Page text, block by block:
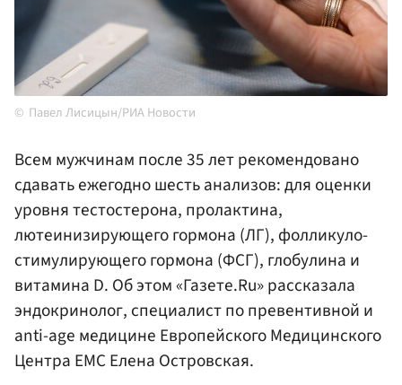
Павел Лисицын/РИА Новости
Всем мужчинам после 35 лет рекомендовано
сдавать ежегодно шесть анализов: для оценки
уровня тестостерона, пролактина,
лютеинизирующего гормона (ЛГ), фолликуло-
стимулирующего гормона (ФСГ), глобулина и
витамина D. Об этом «Газете.Ru» рассказала
эндокринолог, специалист по превентивной и
anti-age медицине Европейского Медицинского
Центра EMC Елена Островская.